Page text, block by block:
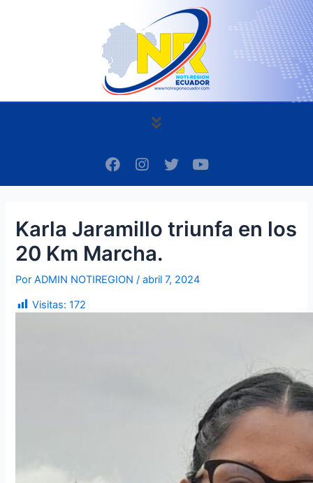
Menú
F
a
c
o
k
I
n
s
a
m
T
w
i
e
Y
o
u
b
Karla Jaramillo triunfa en los
20 Km Marcha.
PorADMIN NOTIREGION/abril 7, 2024
Visitas: 172